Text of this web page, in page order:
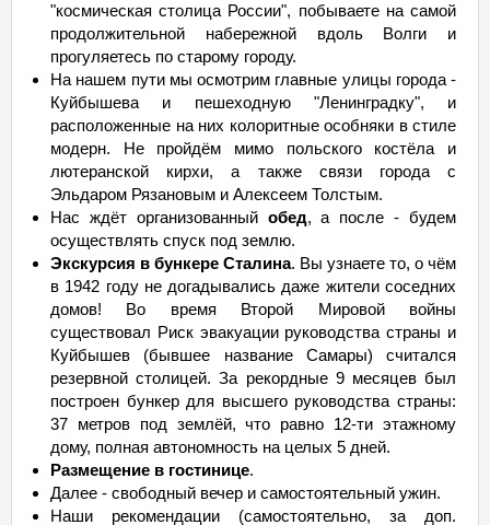
"космическая столица России", побываете на самой
продолжительной набережной вдоль Волги и
прогуляетесь по старому городу.
На нашем пути мы осмотрим главные улицы города -
Куйбышева и пешеходную "Ленинградку", и
расположенные на них колоритные особняки в стиле
модерн. Не пройдём мимо польского костёла и
лютеранской кирхи, а также связи города с
Эльдаром Рязановым и Алексеем Толстым.
Нас ждёт организованный обед, а после - будем
осуществлять спуск под землю.
Экскурсия в бункере Сталина. Вы узнаете то, о чём
в 1942 году не догадывались даже жители соседних
домов! Во время Второй Мировой войны
существовал Риск эвакуации руководства страны и
Куйбышев (бывшее название Самары) считался
резервной столицей. За рекордные 9 месяцев был
построен бункер для высшего руководства страны:
37 метров под землёй, что равно 12-ти этажному
дому, полная автономность на целых 5 дней.
Размещение в гостинице.
Далее - свободный вечер и самостоятельный ужин.
Наши рекомендации (самостоятельно, за доп.